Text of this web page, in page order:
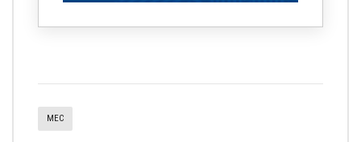
MEC